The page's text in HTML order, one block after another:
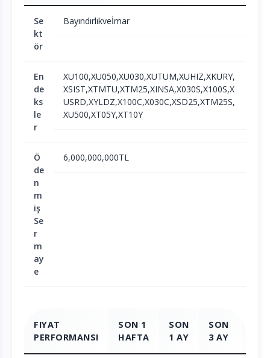
Se
kt
ör
Bayındırlıkveİmar
En
de
ks
le
r
XU100,XU050,XU030,XUTUM,XUHIZ,XKURY,
XSIST,XTMTU,XTM25,XINSA,X030S,X100S,X
USRD,XYLDZ,X100C,X030C,XSD25,XTM25S,
XU500,XT05Y,XT10Y
Ö
de
n
m
iş
Se
r
m
ay
e
6,000,000,000TL
FIYAT
PERFORMANSI
SON 1
HAFTA
SON
1 AY
SON
3 AY